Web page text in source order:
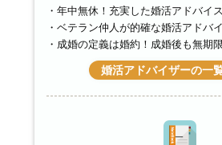
年中無休！充実した婚活アドバイス
ベテラン仲人が的確な婚活アドバ
成婚の定義は婚約！成婚後も無期
婚活アドバイザーの一